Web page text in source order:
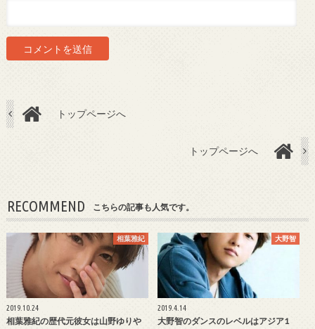
トップページへ
トップページへ
RECOMMEND こちらの記事も人気です。
相葉雅紀
2019.10.24
相葉雅紀の歴代元彼女は山野ゆりや
大野智
2019.4.14
大野智のダンスのレベルはアジア1